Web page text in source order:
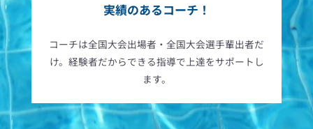
実績のあるコーチ！
コーチは全国大会出場者・全国大会選手輩出者だ
け。経験者だからできる指導で上達をサポートし
ます。